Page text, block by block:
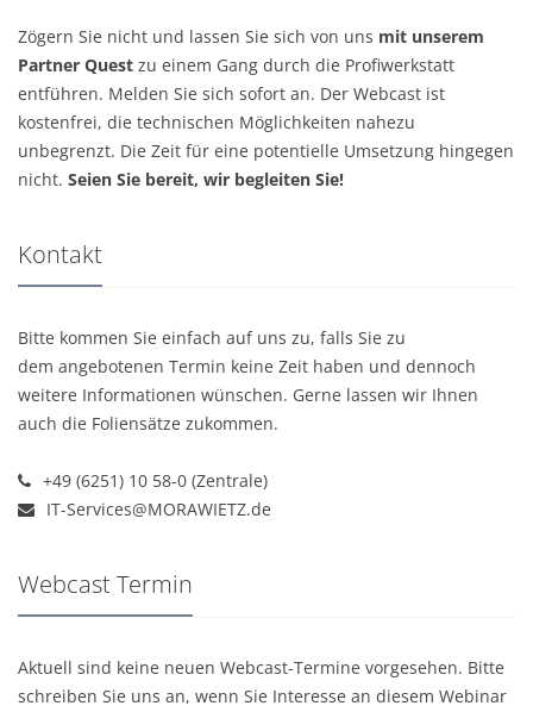
Zögern Sie nicht und lassen Sie sich von uns mit unserem
Partner Quest zu einem Gang durch die Profiwerkstatt
entführen. Melden Sie sich sofort an. Der Webcast ist
kostenfrei, die technischen Möglichkeiten nahezu
unbegrenzt. Die Zeit für eine potentielle Umsetzung hingegen
nicht. Seien Sie bereit, wir begleiten Sie!
Kontakt
Bitte kommen Sie einfach auf uns zu, falls Sie zu
dem angebotenen Termin keine Zeit haben und dennoch
weitere Informationen wünschen. Gerne lassen wir Ihnen
auch die Foliensätze zukommen.
+49 (6251) 10 58-0 (Zentrale)
IT-Services@MORAWIETZ.de
Webcast Termin
Aktuell sind keine neuen Webcast-Termine vorgesehen. Bitte
schreiben Sie uns an, wenn Sie Interesse an diesem Webinar